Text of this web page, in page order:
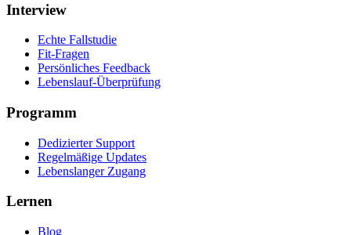
Interview
Echte Fallstudie
Fit-Fragen
Persönliches Feedback
Lebenslauf-Überprüfung
Programm
Dedizierter Support
Regelmäßige Updates
Lebenslanger Zugang
Lernen
Blog